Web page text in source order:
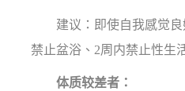
建议：即使自我感觉良
禁止盆浴、2周内禁止性生
体质较差者：